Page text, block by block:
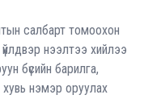
салбарт томоохон
нээлтээ хийлээ
бүсийн барилга,
хувь нэмэр оруулах